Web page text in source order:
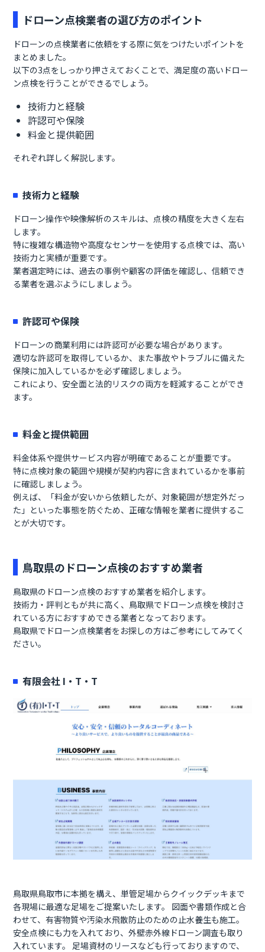
ドローン点検業者の選び方のポイント
ドローンの点検業者に依頼をする際に気をつけたいポイントを
まとめました。
以下の3点をしっかり押さえておくことで、満足度の高いドロー
ン点検を行うことができるでしょう。
技術力と経験
許認可や保険
料金と提供範囲
それぞれ詳しく解説します。
技術力と経験
ドローン操作や映像解析のスキルは、点検の精度を大きく左右
します。
特に複雑な構造物や高度なセンサーを使用する点検では、高い
技術力と実績が重要です。
業者選定時には、過去の事例や顧客の評価を確認し、信頼でき
る業者を選ぶようにしましょう。
許認可や保険
ドローンの商業利用には許認可が必要な場合があります。
適切な許認可を取得しているか、また事故やトラブルに備えた
保険に加入しているかを必ず確認しましょう。
これにより、安全面と法的リスクの両方を軽減することができ
ます。
料金と提供範囲
料金体系や提供サービス内容が明確であることが重要です。
特に点検対象の範囲や規模が契約内容に含まれているかを事前
に確認しましょう。
例えば、「料金が安いから依頼したが、対象範囲が想定外だっ
た」といった事態を防ぐため、正確な情報を業者に提供するこ
とが大切です。
鳥取県のドローン点検のおすすめ業者
鳥取県のドローン点検のおすすめ業者を紹介します。
技術力・評判ともが共に高く、鳥取県でドローン点検を検討さ
れている方におすすめできる業者となっております。
鳥取県でドローン点検業者をお探しの方はご参考にしてみてく
ださい。
有限会社 I・T・T
鳥取県鳥取市に本拠を構え、単管足場からクイックデッキまで
各現場に最適な足場をご提案いたします。 図面や書類作成と合
わせて、有害物質や汚染水飛散防止のための止水養生も施工。
安全点検にも力を入れており、外壁赤外線ドローン調査も取り
入れています。 足場資材のリースなども行っておりますので、